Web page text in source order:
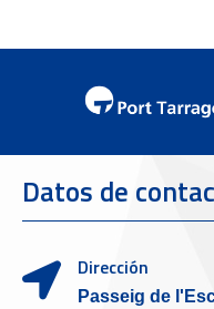
Datos de
Dirección
Passeig de